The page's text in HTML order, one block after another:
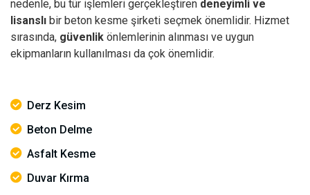
nedenle, bu tür işlemleri gerçekleştiren deneyimli ve
lisanslı bir beton kesme şirketi seçmek önemlidir. Hizmet
sırasında, güvenlik önlemlerinin alınması ve uygun
ekipmanların kullanılması da çok önemlidir.
Derz Kesim
Beton Delme
Asfalt Kesme
Duvar Kırma